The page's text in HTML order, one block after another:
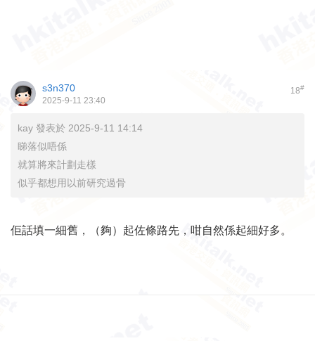
18#
s3n370
2025-9-11 23:40
kay 發表於 2025-9-11 14:14
睇落似唔係
就算將來計劃走樣
似乎都想用以前研究過骨
佢話填一細舊，（夠）起佐條路先，咁自然係起細好多。